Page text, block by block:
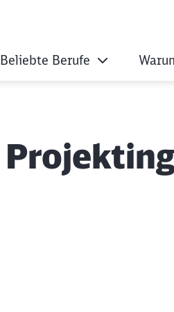
Beliebte Berufe